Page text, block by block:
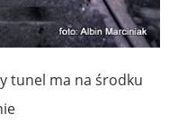
tunel ma na środku